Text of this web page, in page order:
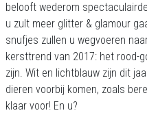
belooft wederom
u zult meer glitter & glamour
snufjes zullen u wegvoeren
kersttrend van 2017: het rood-
zijn. Wit en lichtblauw zijn dit
dieren voorbij komen, zoals
klaar voor! En u?